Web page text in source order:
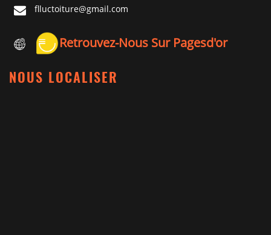
flluctoiture@gmail.com
Retrouvez-Nous Sur Pagesd'or
NOUS LOCALISER